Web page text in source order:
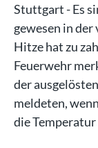
Stuttgart - Es
gewesen in
Hitze hat zu
Feuerwehr
der
meldeten,
die Temperatur